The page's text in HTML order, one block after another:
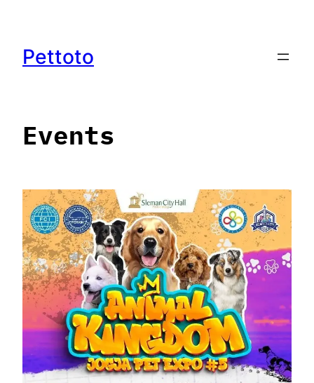
konten
Pettoto
Events